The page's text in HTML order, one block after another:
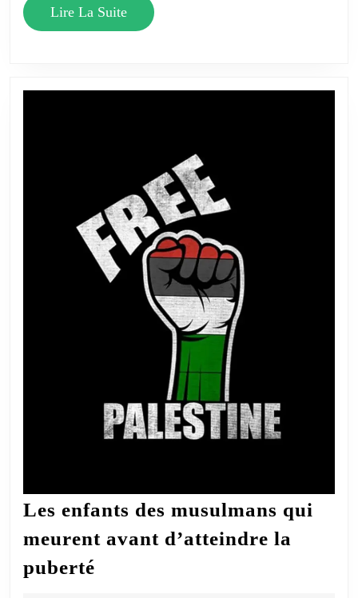
Lire La SuiteLire
La
Les enfants des musulmans qui
meurent avant d’atteindre la
puberté